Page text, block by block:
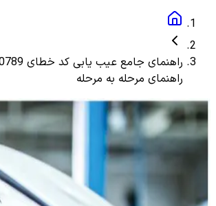
راهنمای مرحله به مرحله